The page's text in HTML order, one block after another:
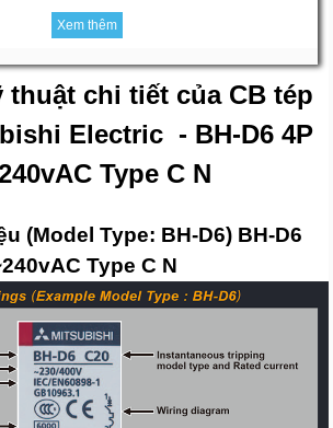
Xem thêm
thuật chi tiết của CB tép
Electric - BH-D6 4P
Type C N
(Model Type: BH-D6) BH-D6
Type C N